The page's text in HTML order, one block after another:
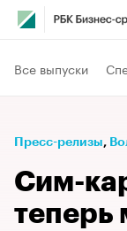
Все выпуски
Пресс-релизы⁠,
Сим-
теперь